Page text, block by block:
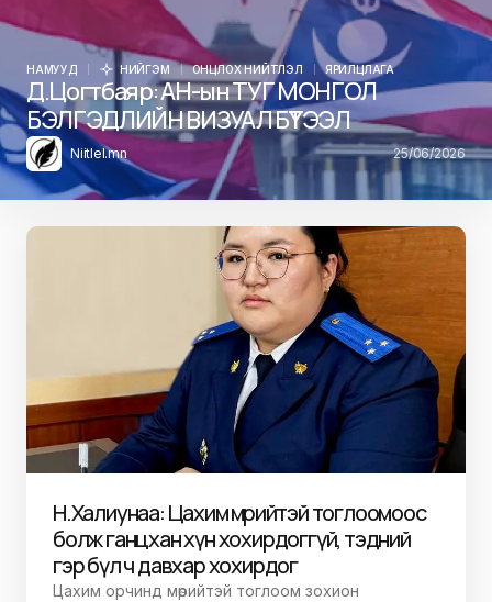
НАМУУД НИЙГЭМ ОНЦЛОХ НИЙТЛЭЛ ЯРИЛЦЛАГА
Д.Цогтбаяр: АН-ын ТУГ МОНГОЛ
БЭЛГЭДЛИЙН ВИЗУАЛ БҮТЭЭЛ
Niitlel.mn 25/06/2026
Н.Халиунаа: Цахим мөрийтэй тоглоомоос
болж ганцхан хүн хохирдоггүй, тэдний
гэр бүл ч давхар хохирдог
Цахим орчинд мөрийтэй тоглоом зохион